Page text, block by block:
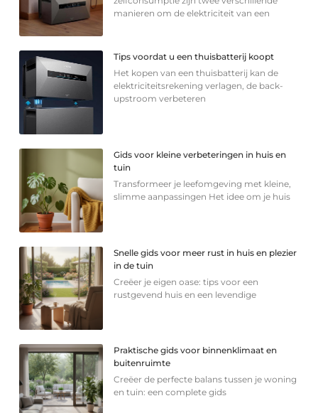
manieren om de elektriciteit van een
Tips voordat u een thuisbatterij koopt
Het kopen van een thuisbatterij kan de
elektriciteitsrekening verlagen, de back-
upstroom verbeteren
Gids voor kleine verbeteringen in huis en
tuin
Transformeer je leefomgeving met kleine,
slimme aanpassingen Het idee om je huis
Snelle gids voor meer rust in huis en plezier
in de tuin
Creëer je eigen oase: tips voor een
rustgevend huis en een levendige
Praktische gids voor binnenklimaat en
buitenruimte
Creëer de perfecte balans tussen je woning
en tuin: een complete gids